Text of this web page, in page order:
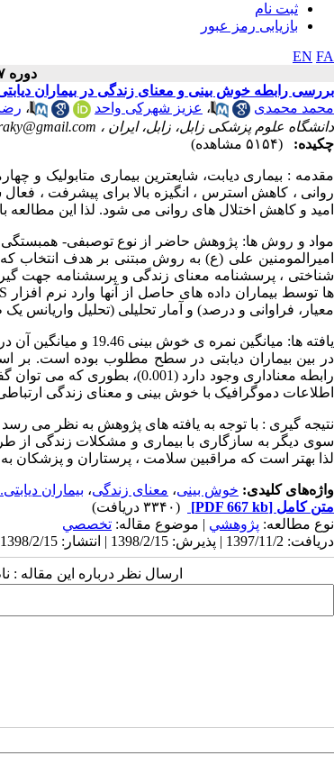
ثبت نام
بازیابی رمز عبور
EN FA
دوره ۷، شماره ۱ - ( ۱۲-۱۳۹۷ )
بررسی رابطه خوش بینی و معنای زندگی در بیماران
محمد محمدی
، عزیز شهرکی واحد ،
دانشگاه علوم پزشکی زابل، زابل، ایران ،
چکیده:
(۵۱۵۴ مشاهده)
مقدمه : ﺑﯿﻤﺎری دیابت، شایعترین ﺑﯿﻤﺎری ﻣﺘﺎﺑﻮﻟﯿﮏ و
روانی ، کاهش استرس ، انگیزه بالا برای پیشرفت ،
امید و کاهش اختلال های روانی می شود. لذا این
مواد و روش ها: پژوهش حاضر از نوع توصبفی- همبستگی
امیرالمومنین علی (ع) به روش مبتنی بر هدف
شناختی ، پرسشنامه معنای زندگی و پرسشنامه جهت
معیار، فراوانی و درصد) و آمار تحلیلی (تحلیل
در بین بیماران دیابتی در سطح مطلوب بوده است. بر
رابطه معناداری وجود دارد
اطلاعات دموگرافیک با خوش بینی و معنای زندگی
نتیجه گیری : با توجه به یافته های پژوهش به نظر می
سوی دیگر به سازگاری با بیماری و مشکلات زندگی از
لذا بهتر است که مراقبین سلامت ، پرستاران و پزشکان
واژه‌های کلیدی: خوش بینی، معنای زندگی، بیماران دیابتی.
متن کامل [PDF 667 kb]
(۳۳۴۰ دریافت)
نوع مطالعه: پژوهشي | موضوع مقاله: تخصصي
دریافت: 1397/11/2 | پذیرش: 1398/2/15 | انتشار: 1398/2/15
ارسال نظر درباره این مقاله :